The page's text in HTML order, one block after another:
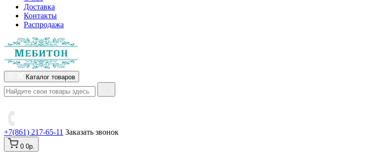
Доставка
Контакты
Распродажа
Каталог товаров
+7(861) 217-65-11 Заказать звонок
0 0р.